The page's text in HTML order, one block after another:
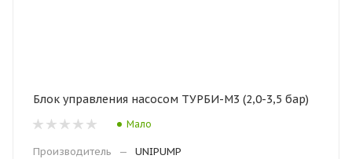
Блок управления насосом ТУРБИ-М3 (2,0-3,5 бар)
Мало
Производитель —
UNIPUMP